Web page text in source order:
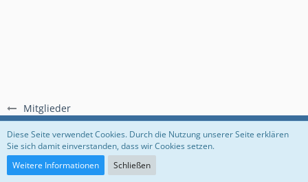
Mitglieder
Regeln Datenschutzerklärung Impressum
Community-Software:
Diese Seite verwendet Cookies. Durch die Nutzung unserer Seite erklären
Sie sich damit einverstanden, dass wir Cookies setzen.
Weitere Informationen
Schließen